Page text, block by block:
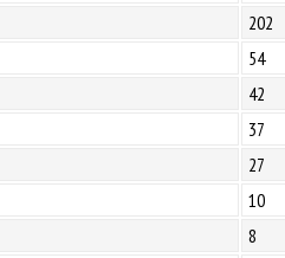
202
54
42
37
27
10
8